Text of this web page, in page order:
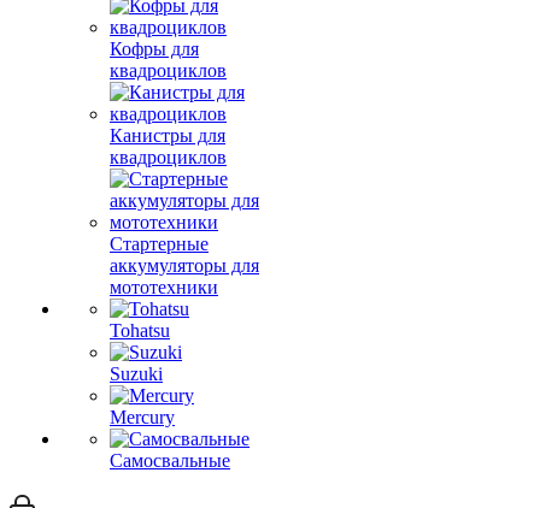
Кофры для
квадроциклов
Канистры для
квадроциклов
Стартерные
аккумуляторы для
мототехники
Tohatsu
Suzuki
Mercury
Самосвальные